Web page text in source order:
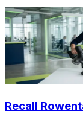
Recall